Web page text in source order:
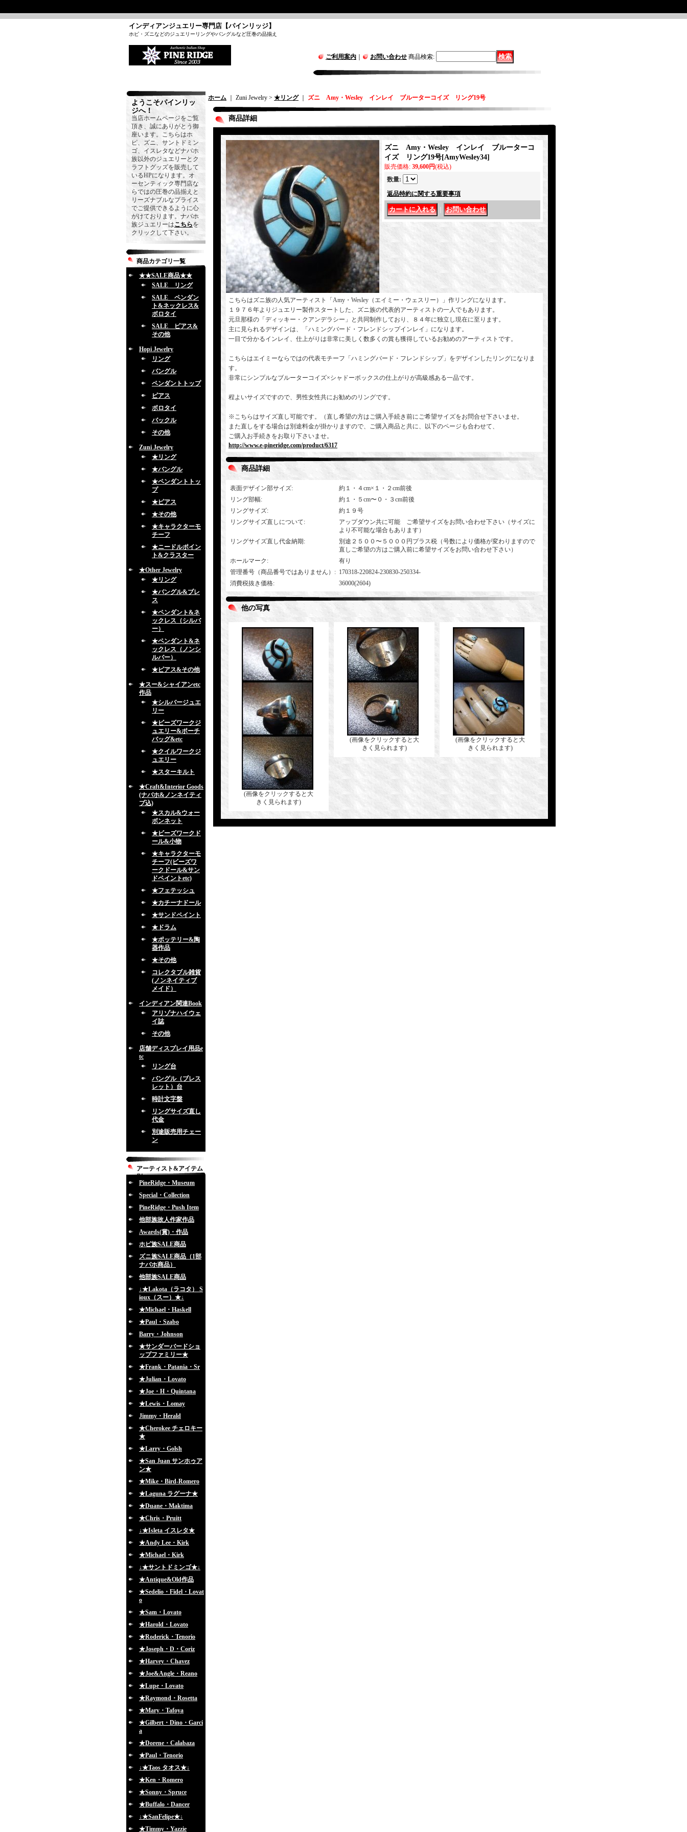
インディアンジュエリー専門店【パインリッジ】
ホピ・ズニなどのジュエリーリングやバングルなど圧巻の品揃え
ご利用案内 お問い合わせ 商品検索:
ようこそパインリッ
ジへ！
当店ホームページをご覧
頂き、誠にありがとう御
座います。こちらはホ
ピ、ズニ、サントドミン
ゴ、イスレタなどナバホ
族以外のジュエリーとク
ラフトグッズを販売して
いるHPになります。オ
ーセンティック専門店な
らではの圧巻の品揃えと
リーズナブルなプライス
でご提供できるように心
がけております。ナバホ
族ジュエリーはこちらを
クリックして下さい。
商品カテゴリ一覧
★★SALE商品★★
SALE リング
SALE ペンダン
ト&ネックレス&
ボロタイ
SALE ピアス&
その他
Hopi Jewelry
リング
バングル
ペンダントトップ
ピアス
ボロタイ
バックル
その他
Zuni Jewelry
★リング
★バングル
★ペンダントトッ
プ
★ピアス
★その他
★キャラクターモ
チーフ
★ニードルポイン
ト&クラスター
★Other Jewelry
★リング
★バングル&ブレ
ス
★ペンダント&ネ
ックレス（シルバ
ー）
★ペンダント&ネ
ックレス（ノンシ
ルバー）
★ピアス&その他
★スー&シャイアンetc
作品
★シルバージュエ
リー
★ビーズワークジ
ュエリー&ポーチ
バッグ&etc
★クイルワークジ
ュエリー
★スターキルト
★Craft&Interior Goods
(ナバホ&ノンネイティ
ブ込)
★スカル&ウォー
ボンネット
★ビーズワークド
ール&小物
★キャラクターモ
チーフ(ビーズワ
ークドール&サン
ドペイントetc)
★フェテッシュ
★カチーナドール
★サンドペイント
★ドラム
★ポッテリー&陶
器作品
★その他
コレクタブル雑貨
(ノンネイティブ
メイド）
インディアン関連Book
アリゾナハイウェ
イ誌
その他
店舗ディスプレイ用品e
tc
リング台
バングル（ブレス
レット）台
時計文字盤
リングサイズ直し
代金
別途販売用チェー
ン
アーティスト&アイテム
別
PineRidge・Museum
Special・Collection
PineRidge・Push Item
他部族故人作家作品
Awards(賞)・作品
ホピ族SALE商品
ズニ族SALE商品（1部
ナバホ商品）
他部族SALE商品
↓★Lakota（ラコタ） S
ioux（スー）★↓
★Michael・Haskell
★Paul・Szabo
Barry・Johnson
★サンダーバードショ
ップファミリー★
★Frank・Patania・Sr
★Julian・Lovato
★Joe・H・Quintana
★Lewis・Lomay
Jimmy・Herald
★Cherokee チェロキー
★
★Larry・Golsh
★San Juan サンホゥア
ン★
★Mike・Bird-Romero
★Laguna ラグーナ★
★Duane・Maktima
★Chris・Pruitt
↓★Isleta イスレタ★
★Andy Lee・Kirk
★Michael・Kirk
↓★サントドミンゴ★↓
★Antique&Old作品
★Sedelio・Fidel・Lovat
o
★Sam・Lovato
★Harold・Lovato
★Roderick・Tenorio
★Joseph・D・Coriz
★Harvey・Chavez
★Joe&Angle・Reano
★Lupe・Lovato
★Raymond・Rosetta
★Mary・Tafoya
★Gilbert・Dino・Garci
a
★Dorene・Calabaza
★Paul・Tenorio
↓★Taos タオス★↓
★Ken・Romero
★Sonny・Spruce
★Buffalo・Dancer
↓★SanFelipe★↓
★Timmy・Yazzie
ホーム ｜ Zuni Jewelry > ★リング｜ ズニ Amy・Wesley インレイ ブルーターコイズ リング19号
商品詳細
ズニ Amy・Wesley インレイ ブルーターコ
イズ リング19号[AmyWesley34]
販売価格: 39,600円(税込)
数量:
返品特約に関する重要事項
こちらはズニ族の人気アーティスト「Amy・Wesley（エイミー・ウェスリー）」作リングになります。
１９７６年よりジュエリー製作スタートした、ズニ族の代表的アーティストの一人でもあります。
元旦那様の「ディッキー・クアンデラシー」と共同制作しており、８４年に独立し現在に至ります。
主に見られるデザインは、「ハミングバード・フレンドシップインレイ」になります。
一目で分かるインレイ、仕上がりは非常に美しく数多くの賞も獲得しているお勧めのアーティストです。
こちらはエイミーならではの代表モチーフ「ハミングバード・フレンドシップ」をデザインしたリングになりま
す。
非常にシンプルなブルーターコイズ×シャドーボックスの仕上がりが高級感ある一品です。
程よいサイズですので、男性女性共にお勧めのリングです。
※こちらはサイズ直し可能です。（直し希望の方はご購入手続き前にご希望サイズをお問合せ下さいませ。
また直しをする場合は別途料金が掛かりますので、ご購入商品と共に、以下のページも合わせて、
ご購入お手続きをお取り下さいませ。
http://www.e-pineridge.com/product/6317
商品詳細
表面デザイン部サイズ:
約１・４cm×１・２cm前後
リング部幅:
約１・５cm〜０・３cm前後
リングサイズ:
約１９号
リングサイズ直しについて:
アップダウン共に可能 ご希望サイズをお問い合わせ下さい（サイズに
より不可能な場合もあります）
リングサイズ直し代金納期:
別途２５００〜５０００円プラス税（号数により価格が変わりますので
直しご希望の方はご購入前に希望サイズをお問い合わせ下さい）
ホールマーク :
有り
管理番号（商品番号ではありません） : 170318-220824-230830-250334-
消費税抜き価格: 36000(2604)
他の写真
(画像をクリックすると大
きく見られます)
(画像をクリックすると大
きく見られます)
(画像をクリックすると大
きく見られます)